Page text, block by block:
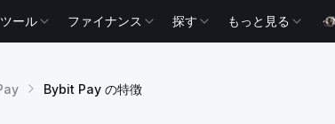
ツール ファイナンス 探す もっと見る
Bybit Pay の特徴